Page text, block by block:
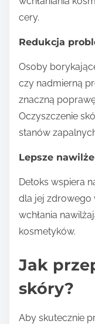
cery.
Redukcja
Osoby
czy nadmierną
znaczną
Oczyszczenie
stanów
Lepsze
Detoks wspiera
dla jej zdrowego
wchłania
kosmetyków.
Jak
skóry?
Aby skutecznie